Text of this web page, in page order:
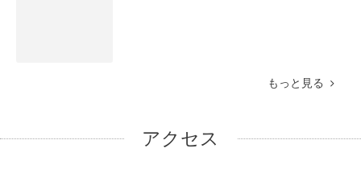
もっと見る
アクセス